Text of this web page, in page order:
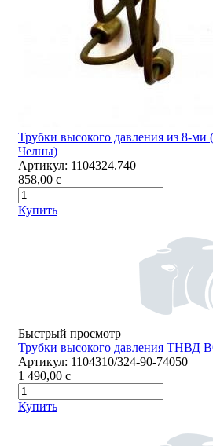
Трубки высокого давления из 8-ми
Челны)
Артикул: 1104324.740
858,00 c
Купить
Быстрый просмотр
Трубки высокого давления ТНВД
Артикул: 1104310/324-90-74050
1 490,00 c
Купить